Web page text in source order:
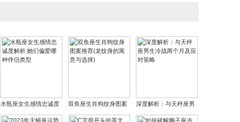
水瓶座女生感情忠诚度
解析 她们偏爱哪种伴侣
双鱼座生肖狗纹身图案
推荐(龙纹身的寓意与选
深度解析：与天秤座男
生冷战两个月及应对策